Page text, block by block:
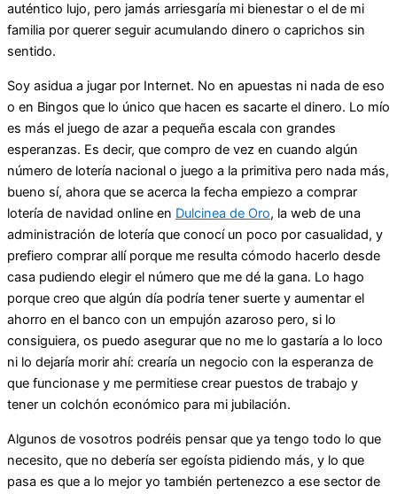
auténtico lujo, pero jamás arriesgaría mi bienestar o el de mi
familia por querer seguir acumulando dinero o caprichos sin
sentido.
Soy asidua a jugar por Internet. No en apuestas ni nada de eso
o en Bingos que lo único que hacen es sacarte el dinero. Lo mío
es más el juego de azar a pequeña escala con grandes
esperanzas. Es decir, que compro de vez en cuando algún
número de lotería nacional o juego a la primitiva pero nada más,
bueno sí, ahora que se acerca la fecha empiezo a comprar
lotería de navidad online en Dulcinea de Oro, la web de una
administración de lotería que conocí un poco por casualidad, y
prefiero comprar allí porque me resulta cómodo hacerlo desde
casa pudiendo elegir el número que me dé la gana. Lo hago
porque creo que algún día podría tener suerte y aumentar el
ahorro en el banco con un empujón azaroso pero, si lo
consiguiera, os puedo asegurar que no me lo gastaría a lo loco
ni lo dejaría morir ahí: crearía un negocio con la esperanza de
que funcionase y me permitiese crear puestos de trabajo y
tener un colchón económico para mi jubilación.
Algunos de vosotros podréis pensar que ya tengo todo lo que
necesito, que no debería ser egoísta pidiendo más, y lo que
pasa es que a lo mejor yo también pertenezco a ese sector de